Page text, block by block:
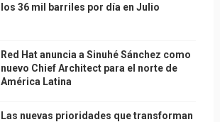
los 36 mil barriles por día en Julio
Red Hat anuncia a Sinuhé Sánchez como
nuevo Chief Architect para el norte de
América Latina
Las nuevas prioridades que transforman